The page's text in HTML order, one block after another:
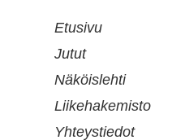
Etusivu
Jutut
Näköislehti
Liikehakemisto
Yhteystiedot